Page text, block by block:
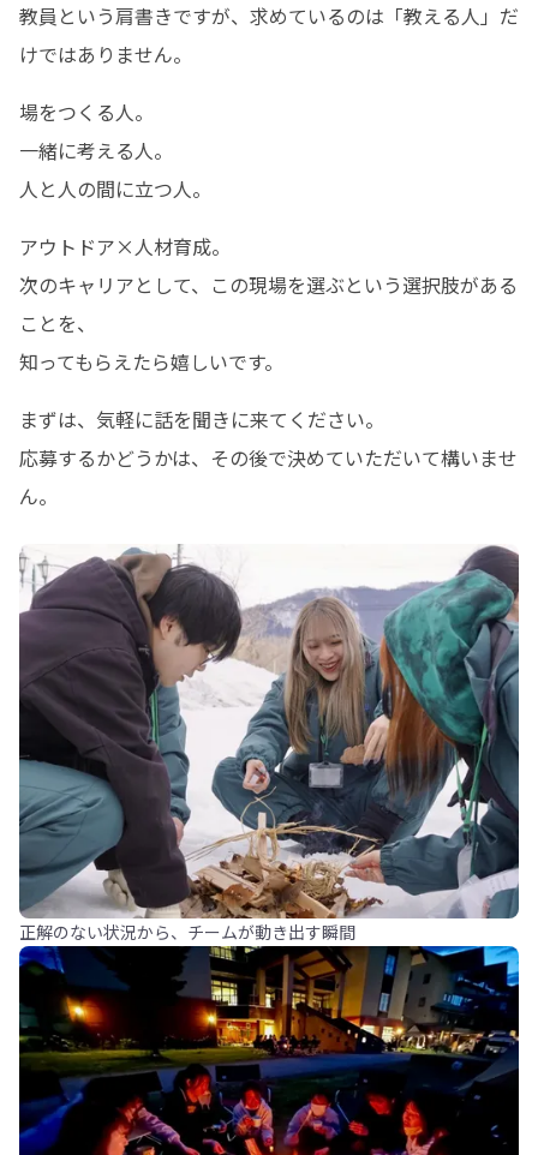
教員という肩書きですが、求めているのは「教える人」だ
けではありません。
場をつくる人。
一緒に考える人。
人と人の間に立つ人。
アウトドア×人材育成。
次のキャリアとして、この現場を選ぶという選択肢がある
ことを、
知ってもらえたら嬉しいです。
まずは、気軽に話を聞きに来てください。
応募するかどうかは、その後で決めていただいて構いませ
ん。
正解のない状況から、チームが動き出す瞬間